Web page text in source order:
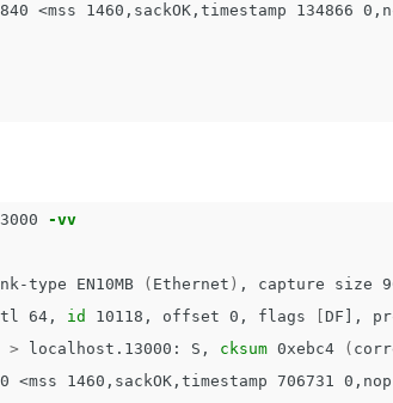
<mss 1460,sackOK,timestamp 134866
-vv
type EN10MB
( Ethernet ) , capture size
64, id 10118, offset 0, flags
DF],
> localhost.13000: S, cksum 0xebc4 (
<mss 1460,sackOK,timestamp 706731